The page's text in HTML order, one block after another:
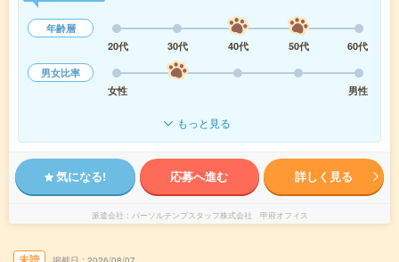
年齢層
20代
30代 40代 50代
60代
男女比率
女性
男性
もっと見る
気になる! 応募へ進む 詳しく見る
派遣会社 パーソルテンプスタッフ株式会社 甲府オフィス